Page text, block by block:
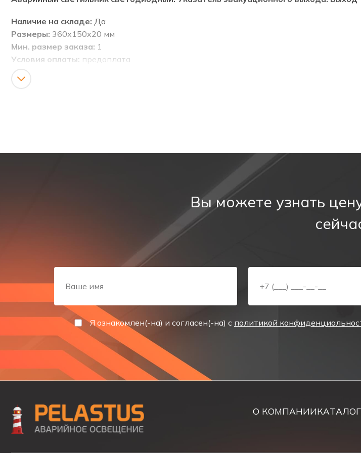
Наличие на складе: Да
Размеры: 360х150х20 мм
Мин. размер заказа: 1
Условия оплаты: предоплата
Максимальное время зарядки аккумулятора, ч 8
Срок службы аккумулятора, лет
Для получения более детальной информации о товаре "Аварийный светильник PL
готовое наличие на складе и другую информацию всегда можно уточнить по
уточнят наличие, цену, сроки поставки и свяжутся с Вами в течении рабочего дня.
Вы можете узнать
Я ознакомлен(-на) и согласен(-на) с политикой
О КОМПАНИИКАТАЛОГ